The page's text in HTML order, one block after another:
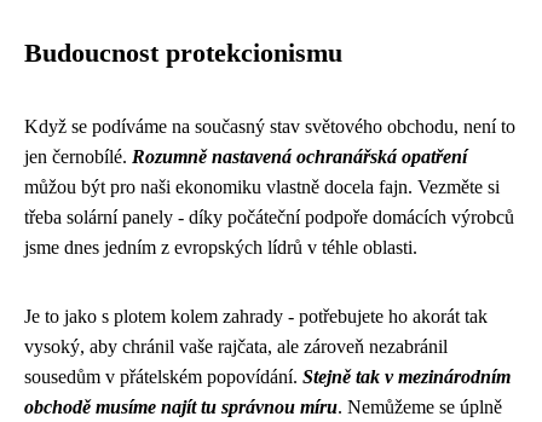
Budoucnost protekcionismu
Když se podíváme na současný stav světového obchodu, není to
jen černobílé. Rozumně nastavená ochranářská opatření
můžou být pro naši ekonomiku vlastně docela fajn. Vezměte si
třeba solární panely - díky počáteční podpoře domácích výrobců
jsme dnes jedním z evropských lídrů v téhle oblasti.
Je to jako s plotem kolem zahrady - potřebujete ho akorát tak
vysoký, aby chránil vaše rajčata, ale zároveň nezabránil
sousedům v přátelském popovídání. Stejně tak v mezinárodním
obchodě musíme najít tu správnou míru. Nemůžeme se úplně